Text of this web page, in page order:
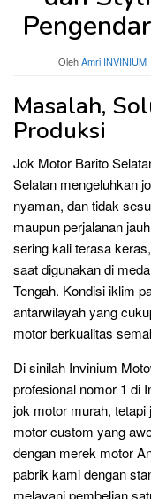
OlehAmri INVINIUM
Masalah,
Produksi
Jok Motor Barito
Selatan mengeluhkan
nyaman, dan tidak
maupun perjalanan
sering kali terasa
saat digunakan di
Tengah. Kondisi iklim
antarwilayah yang
motor berkualitas
Di sinilah Invinium
profesional nomor 1 di
jok motor murah,
motor custom yang
dengan merek motor
pabrik kami dengan
melayani pembelian